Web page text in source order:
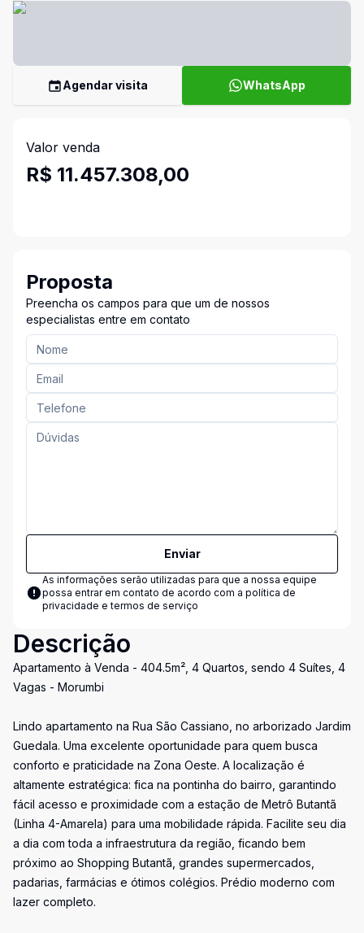
Agendar visita WhatsApp
Valor venda
R$ 11.457.308,00
Proposta
Preencha os campos para que um de nossos
especialistas entre em contato
Enviar
As informações serão utilizadas para que a nossa equipe
possa entrar em contato de acordo com a política de
privacidade e termos de serviço
Descrição
Apartamento à Venda - 404.5m², 4 Quartos, sendo 4 Suítes, 4
Vagas - Morumbi
Lindo apartamento na Rua São Cassiano, no arborizado Jardim
Guedala. Uma excelente oportunidade para quem busca
conforto e praticidade na Zona Oeste. A localização é
altamente estratégica: fica na pontinha do bairro, garantindo
fácil acesso e proximidade com a estação de Metrô Butantã
(Linha 4-Amarela) para uma mobilidade rápida. Facilite seu dia
a dia com toda a infraestrutura da região, ficando bem
próximo ao Shopping Butantã, grandes supermercados,
padarias, farmácias e ótimos colégios. Prédio moderno com
lazer completo.